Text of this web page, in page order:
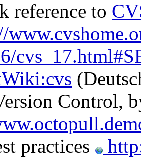
reference to
Control,
practices